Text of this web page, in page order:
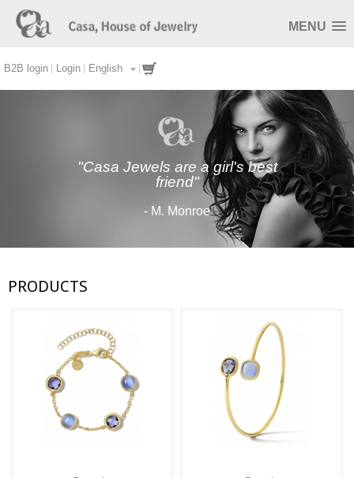
MENU
B2B login Login English
"Casa Jewels are a girl's best
friend"
- M. Monroe
PRODUCTS